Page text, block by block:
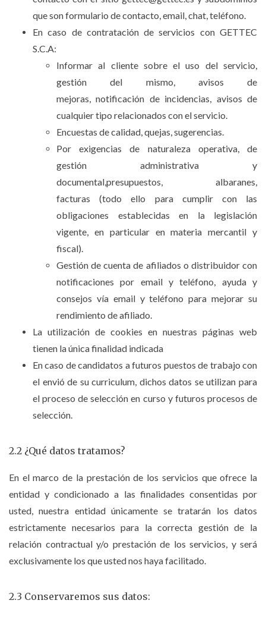
que son formulario de contacto, email, chat, teléfono.
En caso de contratación de servicios con GETTEC
S.C.A:
Informar al cliente sobre el uso del servicio,
gestión del mismo, avisos de
mejoras, notificación de incidencias, avisos de
cualquier tipo relacionados con el servicio.
Encuestas de calidad, quejas, sugerencias.
Por exigencias de naturaleza operativa, de
gestión administrativa y
documental,presupuestos, albaranes,
facturas (todo ello para cumplir con las
obligaciones establecidas en la legislación
vigente, en particular en materia mercantil y
fiscal).
Gestión de cuenta de afiliados o distribuidor con
notificaciones por email y teléfono, ayuda y
consejos vía email y teléfono para mejorar su
rendimiento de afiliado.
La utilización de cookies en nuestras páginas web
tienen la única finalidad indicada
En caso de candidatos a futuros puestos de trabajo con
el envió de su curriculum, dichos datos se utilizan para
el proceso de selección en curso y futuros procesos de
selección.
2.2 ¿Qué datos tratamos?
En el marco de la prestación de los servicios que ofrece la
entidad y condicionado a las finalidades consentidas por
usted, nuestra entidad únicamente se tratarán los datos
estrictamente necesarios para la correcta gestión de la
relación contractual y/o prestación de los servicios, y será
exclusivamente los que usted nos haya facilitado.
2.3 Conservaremos sus datos: